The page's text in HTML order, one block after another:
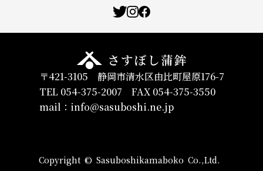
〒421-3105 静岡市清水区由比町屋原176-7​
TEL 054-375-2007 FAX 054-375-3550
mail：info@sasuboshi.ne.jp
Copyright © Sasuboshikamaboko Co.,Ltd.